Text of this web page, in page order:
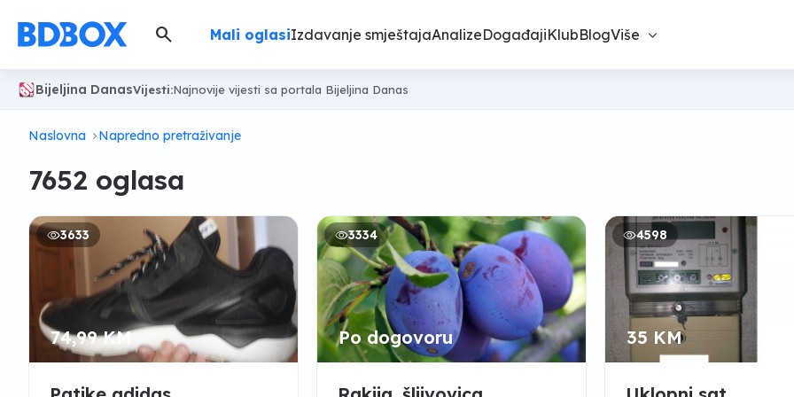
search Mali oglasiIzdavanje smještajaAnalizeDogađajiKlubBlogViše
Bijeljina DanasVijesti:Najnovije vijesti sa portala Bijeljina Danas
Naslovna Napredno pretraživanje
7652 oglasa
3633
74,99 KM
3334
Po dogovoru
4598
35 KM